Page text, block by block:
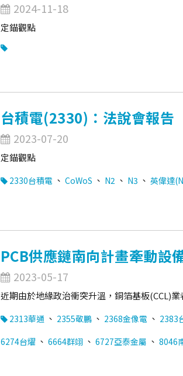
2024-11-18
定錨觀點
台積電(2330)：法說會報告
2023-07-20
定錨觀點
2330台積電 、 CoWoS 、 N2 、 N3 、 英偉達
PCB供應鏈南向計畫牽動設
2023-05-17
近期由於地緣政治衝突升溫，銅箔基板(CCL)
2313華通 、 2355敬鵬 、 2368金像電 、 2383
6274台燿 、 6664群翊 、 6727亞泰金屬 、 8046